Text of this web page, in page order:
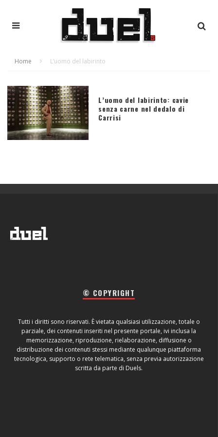
Home L’uomo del labirinto
L’uomo del labirinto: cavie
senza carne nel dedalo di
Carrisi
© COPYRIGHT
Tutti i diritti sono riservati. È vietata qualsiasi utilizzazione, totale o
parziale, dei contenuti inseriti nel presente portale, ivi inclusa la
memorizzazione, riproduzione, rielaborazione, diffusione o
distribuzione dei contenuti stessi mediante qualunque piattaforma
tecnologica, supporto o rete telematica, senza previa autorizzazione
scritta da parte di Duels.